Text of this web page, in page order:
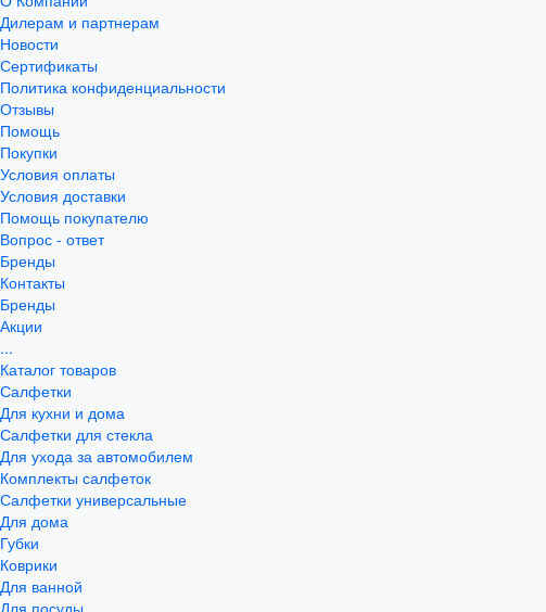
Дилерам и партнерам
Новости
Сертификаты
Политика конфиденциальности
Отзывы
Помощь
Покупки
Условия оплаты
Условия доставки
Помощь покупателю
Вопрос - ответ
Бренды
Контакты
Бренды
Акции
...
Каталог товаров
Салфетки
Для кухни и дома
Салфетки для стекла
Для ухода за автомобилем
Комплекты салфеток
Салфетки универсальные
Для дома
Губки
Коврики
Для ванной
Для посуды